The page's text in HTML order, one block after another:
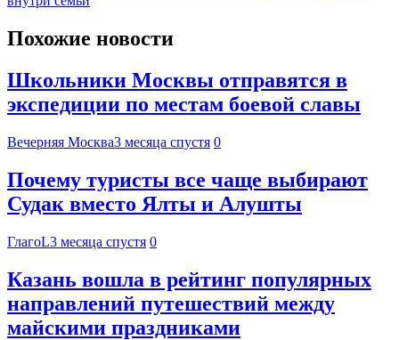
Похожие новости
Школьники Москвы отправятся в
экспедиции по местам боевой славы
Вечерняя Москва3 месяца спустя 0
Почему туристы все чаще выбирают
Судак вместо Ялты и Алушты
ГлагоL3 месяца спустя 0
Казань вошла в рейтинг популярных
направлений путешествий между
майскими праздниками